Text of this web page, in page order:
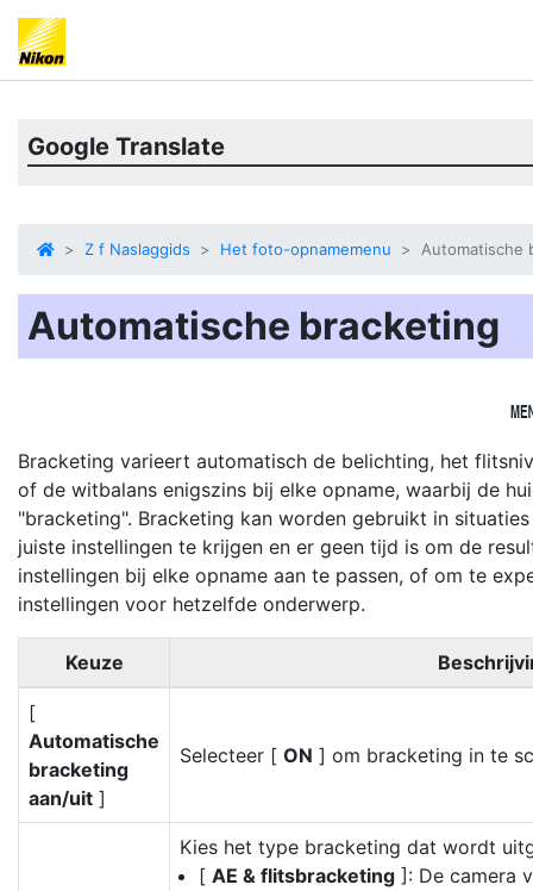
Google Translate
Z f Naslaggids Het foto-opnamemenu Automatische
Automatische bracketing
Bracketing varieert automatisch de belichting, het
of de witbalans enigszins bij elke opname, waarbij de
"bracketing". Bracketing kan worden gebruikt in
juiste instellingen te krijgen en er geen tijd is om de
instellingen bij elke opname aan te passen, of om te
instellingen voor hetzelfde onderwerp.
Keuze
[
Automatische
bracketing
aan/uit ]
Selecteer [ ON ] om bracketing in te
Kies het type bracketing dat wordt
[ AE & flitsbracketing ]: De camera